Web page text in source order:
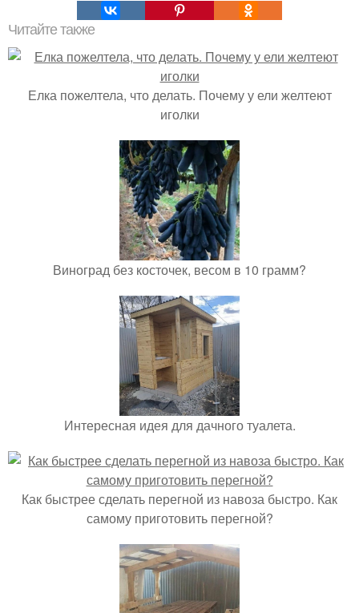
Читайте также
Елка пожелтела, что делать. Почему у ели желтеют
иголки
Виноград без косточек, весом в 10 грамм?
Интересная идея для дачного туалета.
Как быстрее сделать перегной из навоза быстро. Как
самому приготовить перегной?